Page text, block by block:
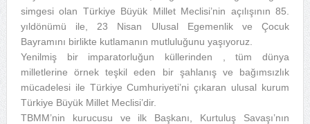
simgesi olan Türkiye Büyük Millet Meclisi’nin açılışının 85.
yıldönümü ile, 23 Nisan Ulusal Egemenlik ve Çocuk
Bayramını birlikte kutlamanın mutluluğunu yaşıyoruz.
Yenilmiş bir imparatorluğun küllerinden , tüm dünya
milletlerine örnek teşkil eden bir şahlanış ve bağımsızlık
mücadelesi ile Türkiye Cumhuriyeti’ni çıkaran ulusal kurum
Türkiye Büyük Millet Meclisi’dir.
TBMM’nin kurucusu ve ilk Başkanı, Kurtuluş Savaşı’nın